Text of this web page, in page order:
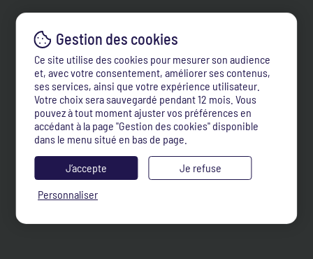
Ce site utilise des cookies pour mesurer son audience
et, avec votre consentement, améliorer ses contenus,
ses services, ainsi que votre expérience utilisateur.
Votre choix sera sauvegardé pendant 12 mois. Vous
pouvez à tout moment ajuster vos préférences en
accédant à la page "Gestion des cookies" disponible
dans le menu situé en bas de page.
J’accepte
Je refuse
Personnaliser